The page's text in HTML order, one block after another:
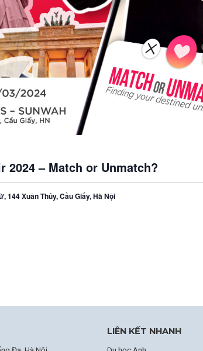
2024 – Match or Unmatch?
144 Xuân Thủy, Cầu Giấy, Hà Nội
LIÊN KẾT NHANH